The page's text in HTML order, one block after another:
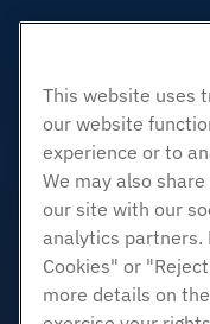
This website uses
our website
experience or to
We may also
our site with our
analytics partners.
Cookies" or
more details on